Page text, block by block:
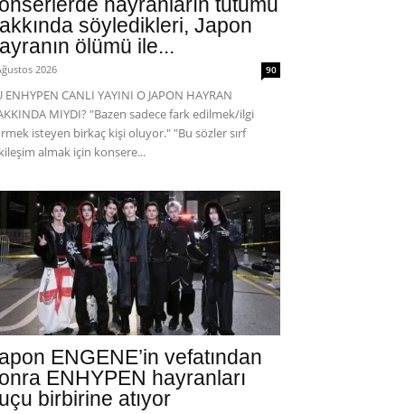
söyledikleri, Japon
ölümü ile...
2026 90
ENHYPEN CANLI YAYINI O JAPON HAYRAN
MIYDI? "Bazen sadece fark edilmek/ilgi
isteyen birkaç kişi oluyor." "Bu sözler sırf
almak için konsere...
ENGENE’in vefatından
ENHYPEN hayranları
birbirine atıyor